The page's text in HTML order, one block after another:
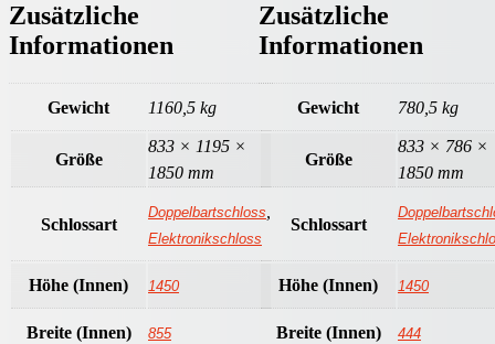
Zusätzliche
Informationen
Gewicht 1160,5 kg
Größe
833 × 1195 ×
1850 mm
Schlossart
Doppelbartschloss
Elektronikschloss
Höhe (Innen) 1450
Breite (Innen) 855
Zusätzliche
Informationen
Gewicht 780,5 kg
Größe
833 × 786 ×
1850 mm
Schlossart
Höhe (Innen) 1450
Breite (Innen) 444